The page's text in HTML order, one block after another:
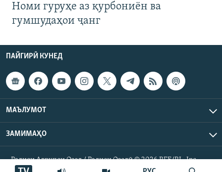
Номи гуруҳе аз қурбониён ва
гумшудаҳои ҷанг
ПАЙГИРӢ КУНЕД
МАЪЛУМОТ
ЗАМИМАҲО
Радиои Аврупои Озод / Радиои Озодӣ © 2026 RFE/RL. Inc.
Ҳамаи ҳуқуқ маҳфуз аст.